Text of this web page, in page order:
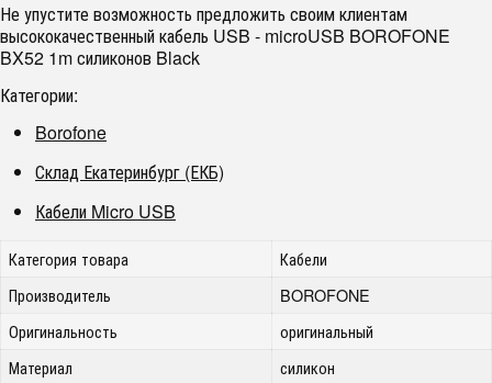
Не упустите возможность предложить своим клиентам
высококачественный кабель USB - microUSB BOROFONE
BX52 1m силиконов Black
Категории:
Borofone
Склад Екатеринбург (ЕКБ)
Кабели Micro USB
Категория товара
Кабели
Производитель
BOROFONE
Оригинальность
оригинальный
Материал
силикон